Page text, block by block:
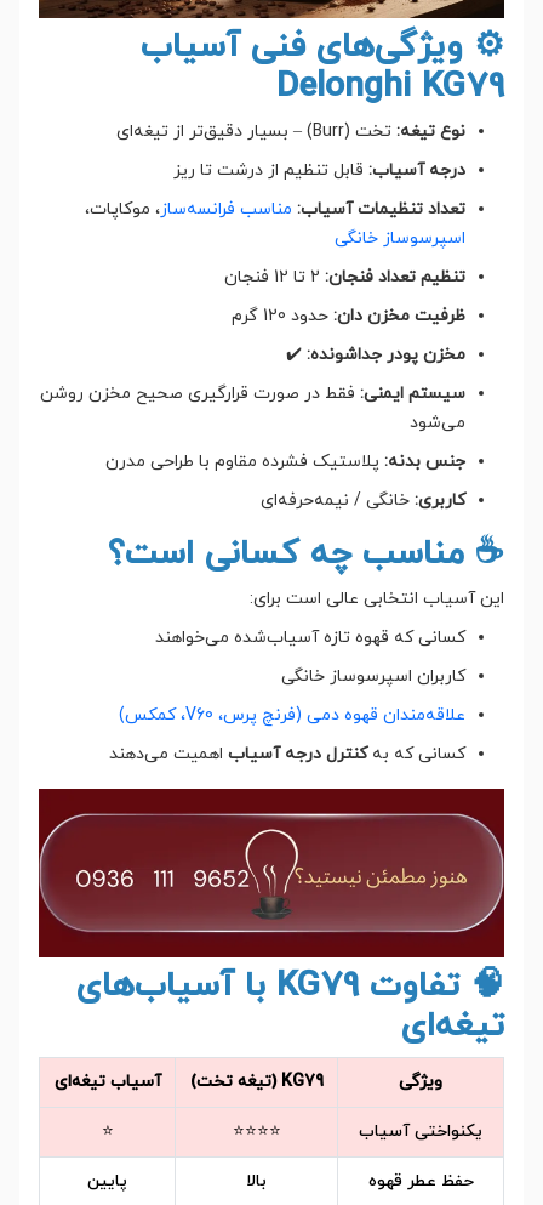
⚙️ ویژگی‌های فنی آسیاب
Delonghi KG79
نوع تیغه: تخت (Burr) – بسیار دقیق‌تر از تیغه‌ای
درجه آسیاب: قابل تنظیم از درشت تا ریز
تعداد تنظیمات آسیاب: مناسب فرانسه‌ساز، موکاپات،
اسپرسو‌ساز خانگی
تنظیم تعداد فنجان:
ظرفیت مخزن دان: حدود 120 گرم
مخزن پودر جداشونده: ✔️
سیستم ایمنی: فقط در صورت قرارگیری صحیح مخزن روشن
می‌شود
جنس بدنه: پلاستیک فشرده مقاوم با طراحی مدرن
کاربری: خانگی / نیمه‌حرفه‌ای
☕ مناسب چه کسانی است؟
این آسیاب انتخابی عالی است برای:
کسانی که قهوه تازه آسیاب‌شده می‌خواهند
کاربران اسپرسوساز خانگی
علاقه‌مندان قهوه دمی (فرنچ پرس، V60، کمکس)
کسانی که بهکنترل درجه آسیاب اهمیت می‌دهند
🧠 تفاوت KG79 با آسیاب‌های
تیغه‌ای
ویژگی KG79 (تیغه تخت) آسیاب تیغه‌ای
یکنواختی آسیاب ⭐⭐⭐⭐
⭐
حفظ عطر قهوه بالا پایین